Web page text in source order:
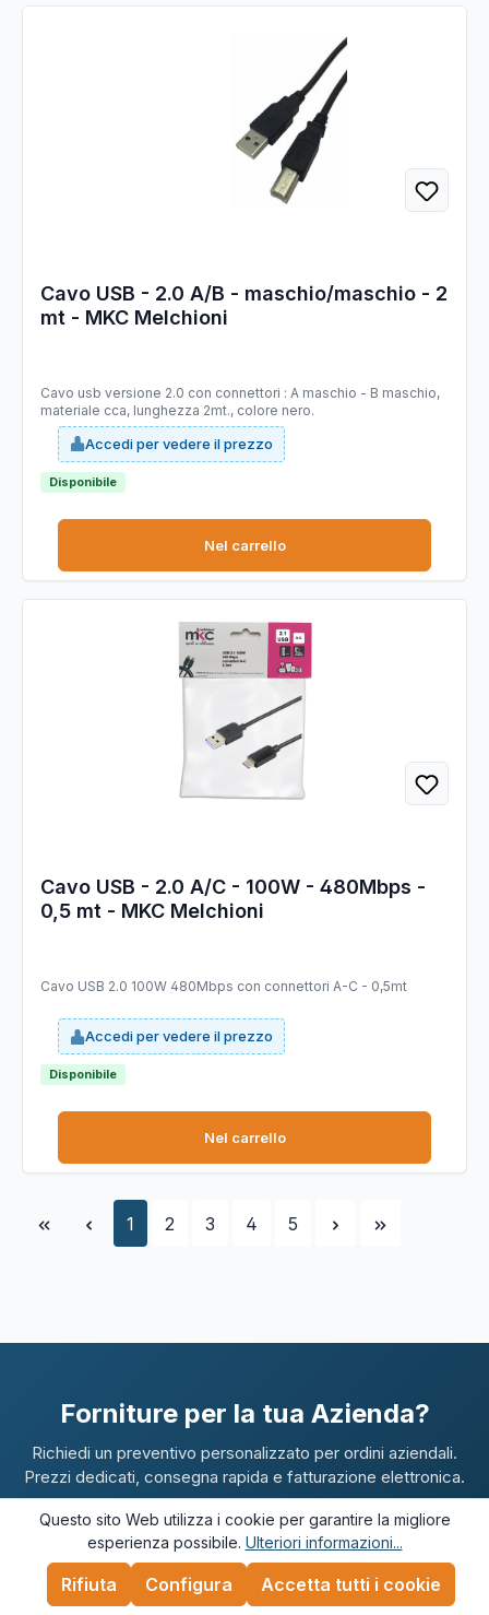
Cavo USB - 2.0 A/B - maschio/maschio - 2
mt - MKC Melchioni
Cavo usb versione 2.0 con connettori : A maschio - B maschio,
materiale cca, lunghezza 2mt., colore nero.
Accedi per vedere il prezzo
Disponibile
Nel carrello
Cavo USB - 2.0 A/C - 100W - 480Mbps -
0,5 mt - MKC Melchioni
Cavo USB 2.0 100W 480Mbps con connettori A-C - 0,5mt
Accedi per vedere il prezzo
Disponibile
Nel carrello
Pagina
1 Pagina
2 Pagina
3 Pagina
4 Pagina
5
Forniture per la tua Azienda?
Richiedi un preventivo personalizzato per ordini aziendali.
Prezzi dedicati, consegna rapida e fatturazione elettronica.
Questo sito Web utilizza i cookie per garantire la migliore
esperienza possibile. Ulteriori informazioni...
Rifiuta Configura Accetta tutti i cookie